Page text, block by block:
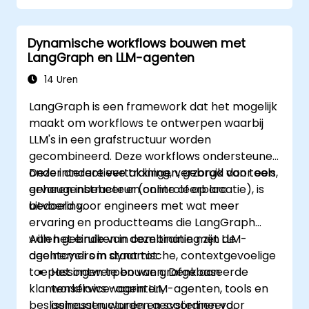
observability en kostenbeheersing.
Dynamische workflows bouwen met
LangGraph en LLM-agenten
14 Uren
LangGraph is een framework dat het mogelijk
maakt om workflows te ontwerpen waarbij
LLM's in een grafstructuur worden
gecombineerd. Deze workflows ondersteunen
onder andere vertakkingen, gebruik van tools,
geheugenbeheer en controleerbare
uitvoering.
Deze interactieve training, verzorgd door een
ervaren instructeur (online of op locatie), is
bedoeld voor engineers met wat meer
ervaring en productteams die LangGraph
willen gebruiken in combinatie met LLM-
agentcycli om dynamische, contextgevoelige
toepassingen te bouwen. Denk aan
klantenservice-agenten,
beslissingsstructuren en systemen voor
Aan het einde van deze training zijn de
deelnemers in staat tot:
Het ontwerpen van grafgebaseerde
workflows waarin LLM-agenten, tools en
geheugen worden gecoördineerd.